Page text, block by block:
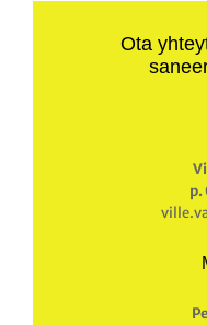
Ota
p.